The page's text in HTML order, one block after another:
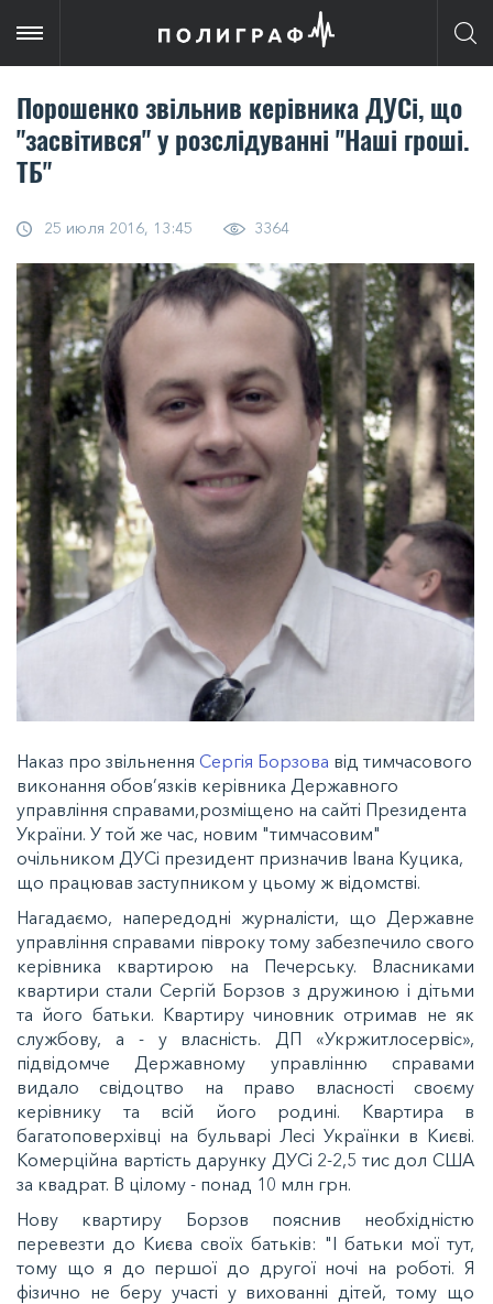
Порошенко звільнив керівника ДУСі, що
"засвітився" у розслідуванні "Наші гроші.
ТБ"
25 июля 2016, 13:45 3364
Наказ про звільнення Сергія Борзова від тимчасового
виконання обов’язків керівника Державного
управління справами,розміщено на сайті Президента
України. У той же час, новим "тимчасовим"
очільником ДУСі президент призначив Івана Куцика,
що працював заступником у цьому ж відомстві.
Нагадаємо, напередодні журналісти, що Державне
управління справами півроку тому забезпечило свого
керівника квартирою на Печерську. Власниками
квартири стали Сергій Борзов з дружиною і дітьми
та його батьки. Квартиру чиновник отримав не як
службову, а - у власність. ДП «Укржитлосервіс»,
підвідомче Державному управлінню справами
видало свідоцтво на право власності своєму
керівнику та всій його родині. Квартира в
багатоповерхівці на бульварі Лесі Українки в Києві.
Комерційна вартість дарунку ДУСі 2-2,5 тис дол США
за квадрат. В цілому - понад 10 млн грн.
Нову квартиру Борзов пояснив необхідністю
перевезти до Києва своїх батьків: "І батьки мої тут,
тому що я до першої до другої ночі на роботі. Я
фізично не беру участі у вихованні дітей, тому що